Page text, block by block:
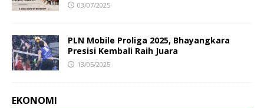
03/07/2025
PLN Mobile Proliga 2025, Bhayangkara
Presisi Kembali Raih Juara
13/05/2025
EKONOMI